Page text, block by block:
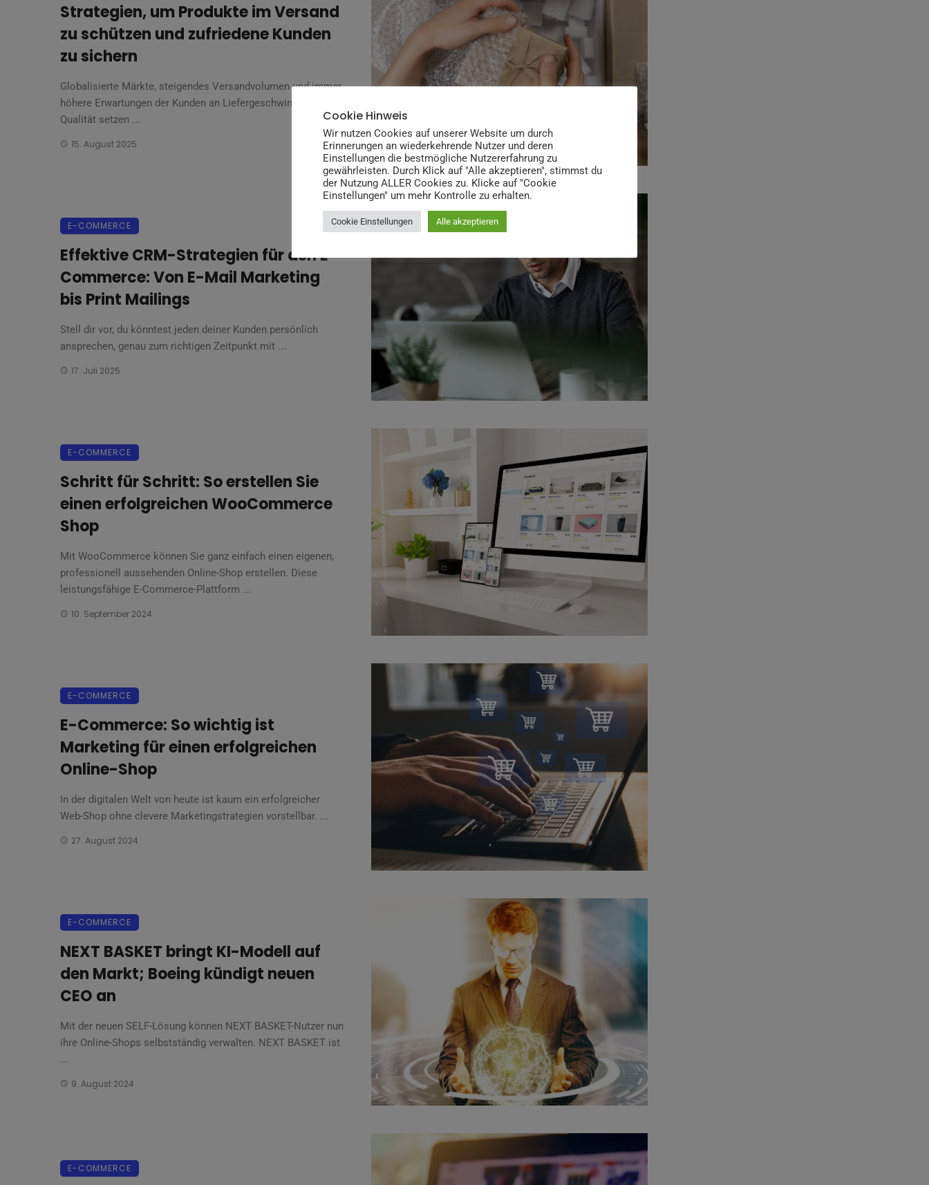
Strategien, um Produkte im Versand
zu schützen und zufriedene Kunden
zu sichern
Globalisierte Märkte, steigendes Versandvolumen und immer
höhere Erwartungen der Kunden an Liefergeschwindigkeit und
Qualität setzen ...
15. August 2025
E-COMMERCE
Effektive CRM-Strategien für den E-
Commerce: Von E-Mail Marketing
bis Print Mailings
Stell dir vor, du könntest jeden deiner Kunden persönlich
ansprechen, genau zum richtigen Zeitpunkt mit ...
17. Juli 2025
E-COMMERCE
Schritt für Schritt: So erstellen Sie
einen erfolgreichen WooCommerce
Shop
Mit WooCommerce können Sie ganz einfach einen eigenen,
professionell aussehenden Online-Shop erstellen. Diese
leistungsfähige E-Commerce-Plattform ...
10. September 2024
E-COMMERCE
E-Commerce: So wichtig ist
Marketing für einen erfolgreichen
Online-Shop
In der digitalen Welt von heute ist kaum ein erfolgreicher
Web-Shop ohne clevere Marketingstrategien vorstellbar. ...
27. August 2024
E-COMMERCE
NEXT BASKET bringt KI-Modell auf
den Markt; Boeing kündigt neuen
CEO an
Mit der neuen SELF-Lösung können NEXT BASKET-Nutzer nun
ihre Online-Shops selbstständig verwalten. NEXT BASKET ist
...
9. August 2024
E-COMMERCE
Cookie Hinweis
Wir nutzen Cookies auf unserer Website um durch
Erinnerungen an wiederkehrende Nutzer und deren
Einstellungen die bestmögliche Nutzererfahrung zu
gewährleisten. Durch Klick auf "Alle akzeptieren", stimmst du
der Nutzung ALLER Cookies zu. Klicke auf "Cookie
Einstellungen" um mehr Kontrolle zu erhalten.
Cookie Einstellungen Alle akzeptieren